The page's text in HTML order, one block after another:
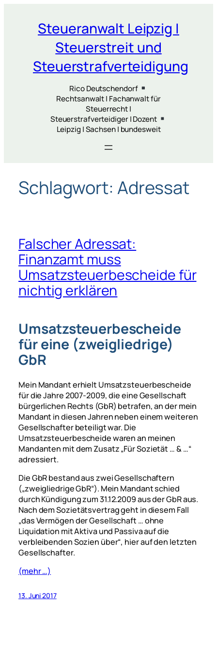
springenSteueranwalt Leipzig |
Steuerstreit und
Steuerstrafverteidigung
Rico Deutschendorf
Rechtsanwalt | Fachanwalt für
Steuerrecht |
Steuerstrafverteidiger | Dozent
Leipzig | Sachsen | bundesweit
Schlagwort: Adressat
Falscher Adressat:
Finanzamt muss
Umsatzsteuerbescheide für
nichtig erklären
Umsatzsteuerbescheide
für eine (zweigliedrige)
GbR
Mein Mandant erhielt Umsatzsteuerbescheide
für die Jahre 2007-2009, die eine Gesellschaft
bürgerlichen Rechts (GbR) betrafen, an der mein
Mandant in diesen Jahren neben einem weiteren
Gesellschafter beteiligt war. Die
Umsatzsteuerbescheide waren an meinen
Mandanten mit dem Zusatz „Für Sozietät … & …“
adressiert.
Die GbR bestand aus zwei Gesellschaftern
(„zweigliedrige GbR“). Mein Mandant schied
durch Kündigung zum 31.12.2009 aus der GbR aus.
Nach dem Sozietätsvertrag geht in diesem Fall
„das Vermögen der Gesellschaft … ohne
Liquidation mit Aktiva und Passiva auf die
verbleibenden Sozien über“, hier auf den letzten
Gesellschafter.
(mehr …)
13. Juni 2017